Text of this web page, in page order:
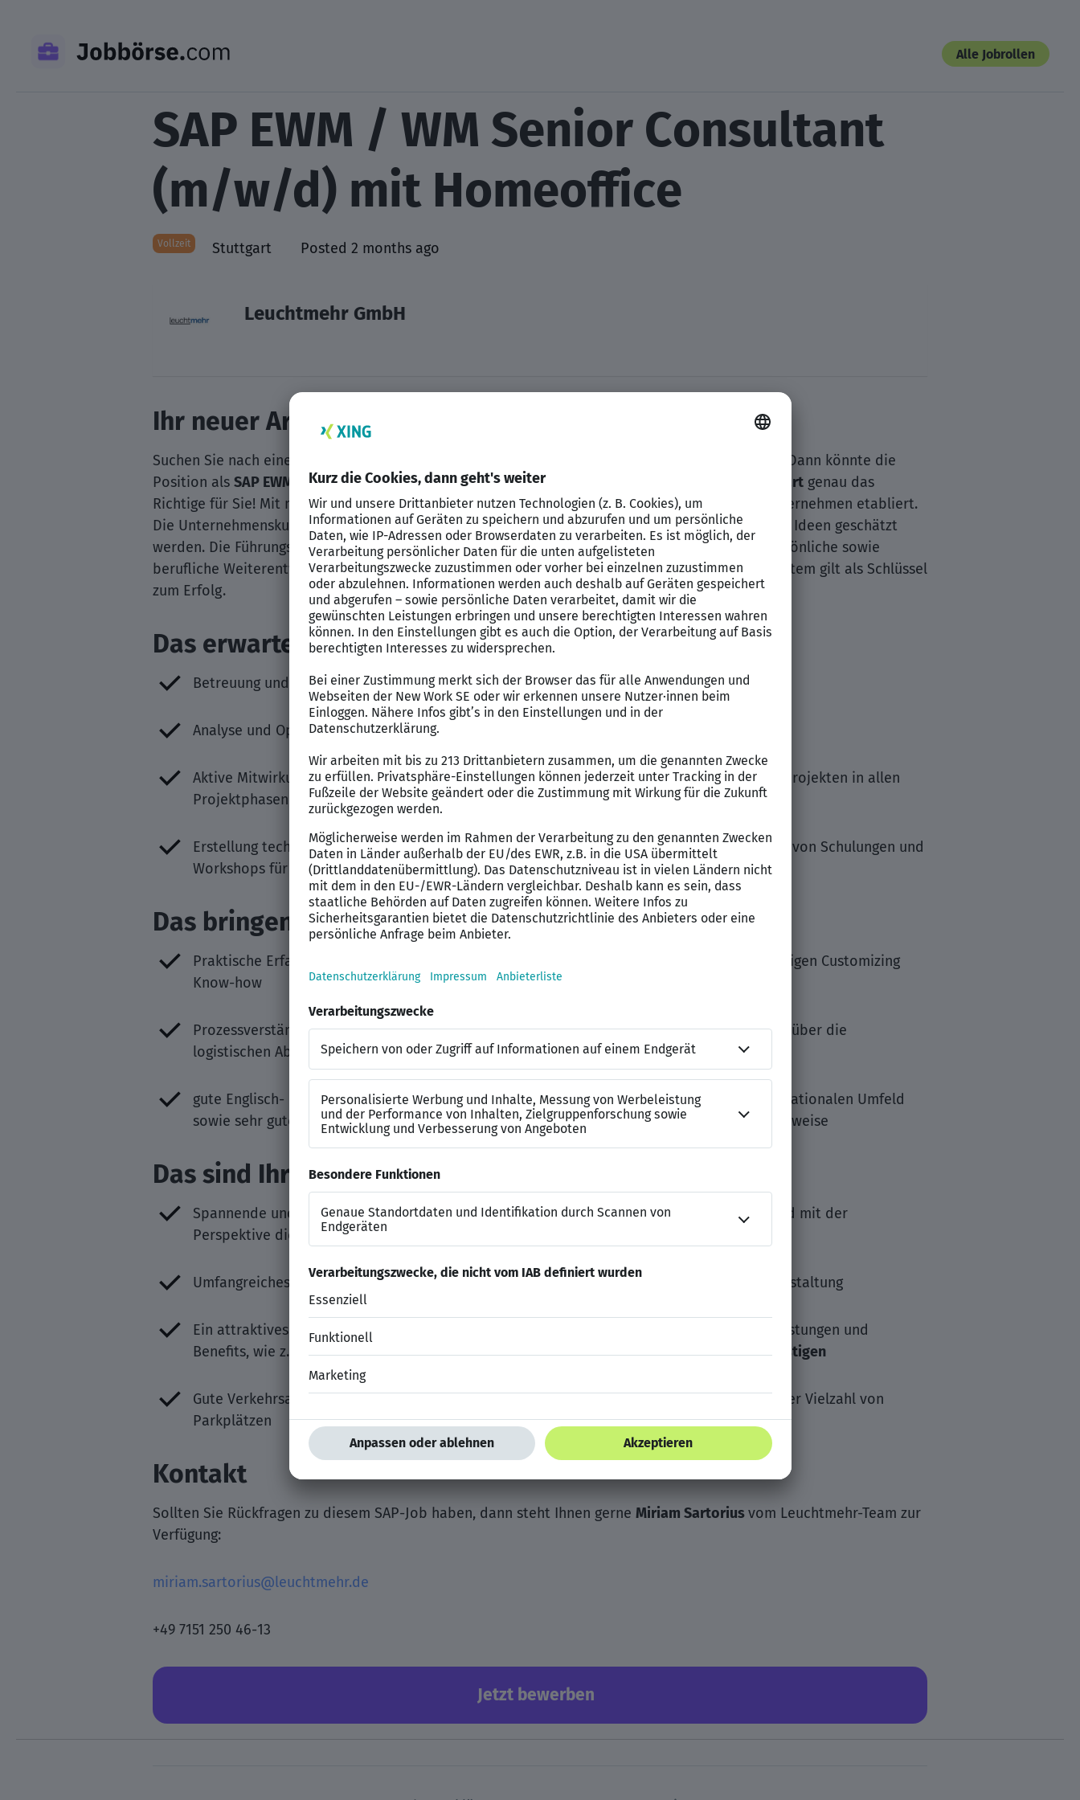
Alle Jobrollen
SAP EWM / WM Senior Consultant
(m/w/d) mit Homeoffice
Vollzeit Stuttgart Posted 2 months ago
Leuchtmehr GmbH
Ihr neuer Arbeitgeber
Suchen Sie nach einer spannenden Herausforderung, die Ihre Expertise im SAP-Bereich fördert? Dann könnte die
Position als SAP EWM / WM Consultant(m/w/d) bei einem renommierten Unternehmen in Stuttgart genau das
Richtige für Sie! Mit mehr als 10 internationalen Standorten hat sich unser Kunde als Handelsunternehmen etabliert.
Die Unternehmenskultur ist geprägt von Teamgeist, Respekt und offener Kommunikation, wo Ihre Ideen geschätzt
werden. Die Führungskräfte setzen auf eine wertschätzende Arbeitsatmosphäre und fördern persönliche sowie
berufliche Weiterentwicklung. Ihr Beitrag im SAP-Team wird entscheidend sein, denn das SAP-System gilt als Schlüssel
zum Erfolg.
Das erwartet Sie bei diesem SAP Job
Betreuung und Anpassung der SAP EWM- und WM-Anwendungen mittels Customizing.
Analyse und Optimierung von Geschäftsprozessen im SAP EWM- und WM-Bereich.
Aktive Mitwirkung an nationalen und internationalen SAP-Roll-Out- und Implementierungsprojekten in allen
Projektphasen.
Erstellung technischer Spezifikationen für SAP-Entwickler sowie Planung und Durchführung von Schulungen und
Workshops für Anwender.
Das bringen Sie für diesen SAP Job mit
Praktische Erfahrung in der Betreuung der SAP EWM und/oder WM Applikation mit zugehörigen Customizing
Know-how
Prozessverständnis für die Projekterfahrung im internationalen Umfeld und Prozesswissen über die
logistischen Abläufe eines Handelsunternehmens
gute Englisch- und fließende Deutschkenntnisse in Wort und Schrift für die Arbeit im internationalen Umfeld
sowie sehr gute Kommunikationsfähigkeiten mit einer strukturierten, selbständigen Arbeitsweise
Das sind Ihre Benefits bei diesem SAP Job
Spannende und abwechslungsreiche SAP-Logistik Projektein einem modernen SAP-Umfeld mit der
Perspektive die SAP S/4 HANA Einführung voranzutreiben
Umfangreiches Fort- und Weiterbildungsangebotzur individuellen Karriereplanung und -gestaltung
Ein attraktives Vergütungsmodell mit bis zu
kombiniert mit diversen Sozialleistungen und
Benefits, wie z.B.
betrieblicher Altersvorsorge, BetriebsrestaurantundMitarbeiter-Vergünstigen
Gute Verkehrsanbindung mit dem Auto und mit den öffentlichen Verkehrsmitteln sowie einer Vielzahl von
Parkplätzen
Kontakt
Sollten Sie Rückfragen zu diesem SAP-Job haben, dann steht Ihnen gerne Miriam Sartoriusvom Leuchtmehr-Team zur
Verfügung:
miriam.sartorius@leuchtmehr.de
+49 7151 250 46-13
Jetzt bewerben